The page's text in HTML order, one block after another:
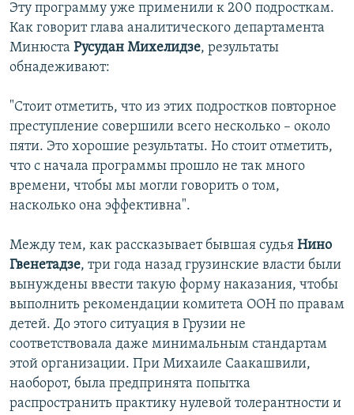
Эту программу уже применили к 200 подросткам.
Как говорит глава аналитического департамента
Минюста Русудан Михелидзе, результаты
обнадеживают:
"Стоит отметить, что из этих подростков повторное
преступление совершили всего несколько – около
пяти. Это хорошие результаты. Но стоит отметить,
что с начала программы прошло не так много
времени, чтобы мы могли говорить о том,
насколько она эффективна".
Между тем, как рассказывает бывшая судья Нино
Гвенетадзе, три года назад грузинские власти были
вынуждены ввести такую форму наказания, чтобы
выполнить рекомендации комитета ООН по правам
детей. До этого ситуация в Грузии не
соответствовала даже минимальным стандартам
этой организации. При Михаиле Саакашвили,
наоборот, была предпринята попытка
распространить практику нулевой толерантности и